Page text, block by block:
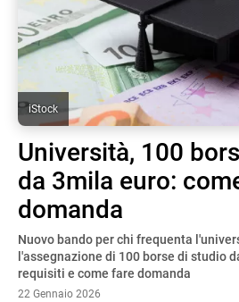
iStock
Università, 100
da 3mila euro:
domanda
Nuovo bando per chi frequenta
l'assegnazione di 100 borse di studio
requisiti e come fare domanda
22 Gennaio 2026